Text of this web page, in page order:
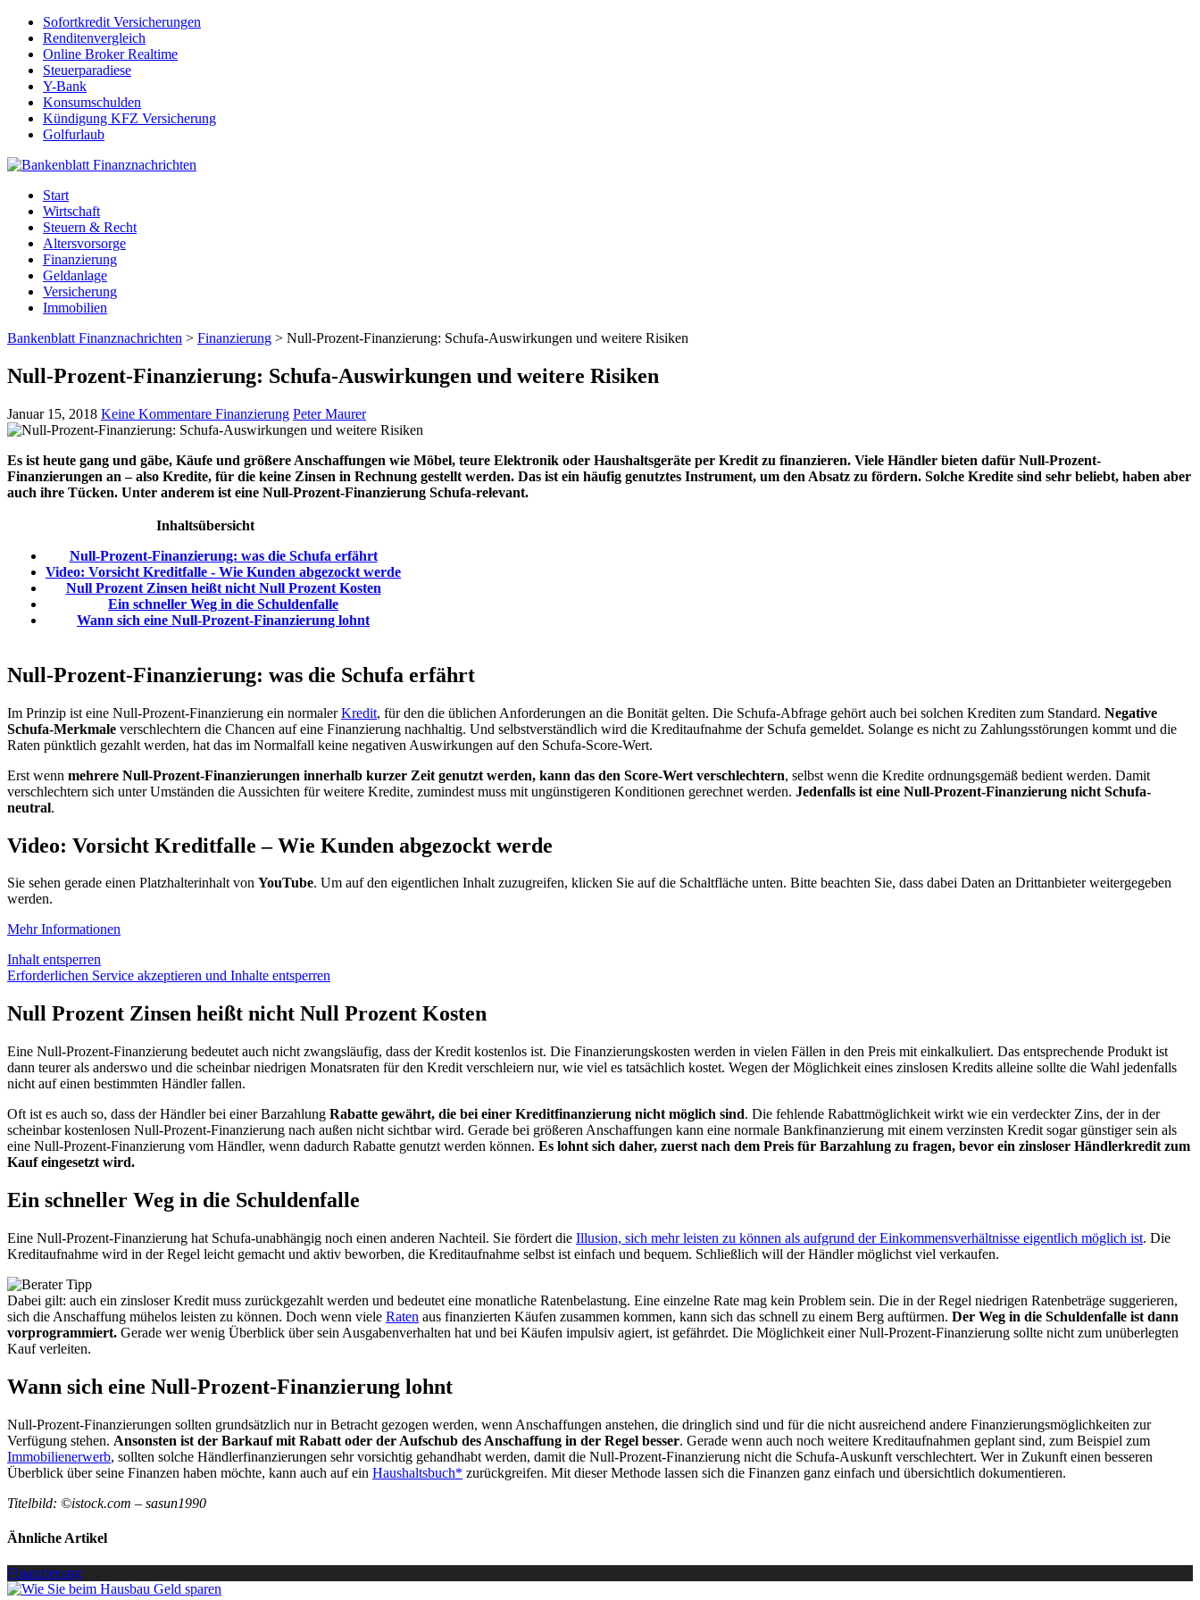
Sofortkredit Versicherungen
Renditenvergleich
Online Broker Realtime
Steuerparadiese
Y-Bank
Konsumschulden
Kündigung KFZ Versicherung
Golfurlaub
Start
Wirtschaft
Steuern & Recht
Altersvorsorge
Finanzierung
Geldanlage
Versicherung
Immobilien
Bankenblatt Finanznachrichten > Finanzierung > Null-Prozent-Finanzierung: Schufa-Auswirkungen und weitere Risiken
Null-Prozent-Finanzierung: Schufa-Auswirkungen und weitere Risiken
Januar 15, 2018 Keine Kommentare Finanzierung Peter Maurer
Es ist heute gang und gäbe, Käufe und größere Anschaffungen wie Möbel, teure Elektronik oder Haushaltsgeräte per Kredit zu finanzieren. Viele Händler bieten dafür Null-Prozent-
Finanzierungen an – also Kredite, für die keine Zinsen in Rechnung gestellt werden. Das ist ein häufig genutztes Instrument, um den Absatz zu fördern. Solche Kredite sind sehr beliebt, haben aber
auch ihre Tücken. Unter anderem ist eine Null-Prozent-Finanzierung Schufa-relevant.
Inhaltsübersicht
Null-Prozent-Finanzierung: was die Schufa erfährt
Video: Vorsicht Kreditfalle - Wie Kunden abgezockt werde
Null Prozent Zinsen heißt nicht Null Prozent Kosten
Ein schneller Weg in die Schuldenfalle
Wann sich eine Null-Prozent-Finanzierung lohnt
Null-Prozent-Finanzierung: was die Schufa erfährt
Im Prinzip ist eine Null-Prozent-Finanzierung ein normalerKredit, für den die üblichen Anforderungen an die Bonität gelten. Die Schufa-Abfrage gehört auch bei solchen Krediten zum Standard. Negative
Schufa-Merkmale verschlechtern die Chancen auf eine Finanzierung nachhaltig. Und selbstverständlich wird die Kreditaufnahme der Schufa gemeldet. Solange es nicht zu Zahlungsstörungen kommt und die
Raten pünktlich gezahlt werden, hat das im Normalfall keine negativen Auswirkungen auf den Schufa-Score-Wert.
Erst wenn mehrere Null-Prozent-Finanzierungen innerhalb kurzer Zeit genutzt werden, kann das den Score-Wert verschlechtern, selbst wenn die Kredite ordnungsgemäß bedient werden. Damit
verschlechtern sich unter Umständen die Aussichten für weitere Kredite, zumindest muss mit ungünstigeren Konditionen gerechnet werden. Jedenfalls ist eine Null-Prozent-Finanzierung nicht Schufa-
neutral.
Video: Vorsicht Kreditfalle – Wie Kunden abgezockt werde
Sie sehen gerade einen Platzhalterinhalt von YouTube. Um auf den eigentlichen Inhalt zuzugreifen, klicken Sie auf die Schaltfläche unten. Bitte beachten Sie, dass dabei Daten an Drittanbieter weitergegeben
werden.
Mehr Informationen
Inhalt entsperren
Erforderlichen Service akzeptieren und Inhalte entsperren
Null Prozent Zinsen heißt nicht Null Prozent Kosten
Eine Null-Prozent-Finanzierung bedeutet auch nicht zwangsläufig, dass der Kredit kostenlos ist. Die Finanzierungskosten werden in vielen Fällen in den Preis mit einkalkuliert. Das entsprechende Produkt ist
dann teurer als anderswo und die scheinbar niedrigen Monatsraten für den Kredit verschleiern nur, wie viel es tatsächlich kostet. Wegen der Möglichkeit eines zinslosen Kredits alleine sollte die Wahl jedenfalls
nicht auf einen bestimmten Händler fallen.
Oft ist es auch so, dass der Händler bei einer Barzahlung Rabatte gewährt, die bei einer Kreditfinanzierung nicht möglich sind. Die fehlende Rabattmöglichkeit wirkt wie ein verdeckter Zins, der in der
scheinbar kostenlosen Null-Prozent-Finanzierung nach außen nicht sichtbar wird. Gerade bei größeren Anschaffungen kann eine normale Bankfinanzierung mit einem verzinsten Kredit sogar günstiger sein als
eine Null-Prozent-Finanzierung vom Händler, wenn dadurch Rabatte genutzt werden können. Es lohnt sich daher, zuerst nach dem Preis für Barzahlung zu fragen, bevor ein zinsloser Händlerkredit zum
Kauf eingesetzt wird.
Ein schneller Weg in die Schuldenfalle
Eine Null-Prozent-Finanzierung hat Schufa-unabhängig noch einen anderen Nachteil. Sie fördert die Illusion, sich mehr leisten zu können als aufgrund der Einkommensverhältnisse eigentlich möglich ist. Die
Kreditaufnahme wird in der Regel leicht gemacht und aktiv beworben, die Kreditaufnahme selbst ist einfach und bequem. Schließlich will der Händler möglichst viel verkaufen.
Dabei gilt: auch ein zinsloser Kredit muss zurückgezahlt werden und bedeutet eine monatliche Ratenbelastung. Eine einzelne Rate mag kein Problem sein. Die in der Regel niedrigen Ratenbeträge suggerieren,
sich die Anschaffung mühelos leisten zu können. Doch wenn viele Raten aus finanzierten Käufen zusammen kommen, kann sich das schnell zu einem Berg auftürmen. Der Weg in die Schuldenfalle ist dann
vorprogrammiert. Gerade wer wenig Überblick über sein Ausgabenverhalten hat und bei Käufen impulsiv agiert, ist gefährdet. Die Möglichkeit einer Null-Prozent-Finanzierung sollte nicht zum unüberlegten
Kauf verleiten.
Wann sich eine Null-Prozent-Finanzierung lohnt
Null-Prozent-Finanzierungen sollten grundsätzlich nur in Betracht gezogen werden, wenn Anschaffungen anstehen, die dringlich sind und für die nicht ausreichend andere Finanzierungsmöglichkeiten zur
Verfügung stehen. Ansonsten ist der Barkauf mit Rabatt oder der Aufschub des Anschaffung in der Regel besser. Gerade wenn auch noch weitere Kreditaufnahmen geplant sind, zum Beispiel zum
Immobilienerwerb, sollten solche Händlerfinanzierungen sehr vorsichtig gehandhabt werden, damit die Null-Prozent-Finanzierung nicht die Schufa-Auskunft verschlechtert. Wer in Zukunft einen besseren
Überblick über seine Finanzen haben möchte, kann auch auf ein Haushaltsbuch* zurückgreifen. Mit dieser Methode lassen sich die Finanzen ganz einfach und übersichtlich dokumentieren.
Titelbild: ©istock.com – sasun1990
Ähnliche Artikel
Finanzierung